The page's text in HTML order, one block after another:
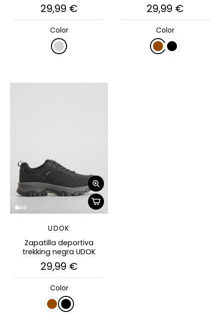
29,99 €
Color
29,99 €
Color
UDOK
Zapatilla deportiva
trekking negra UDOK
29,99 €
Color